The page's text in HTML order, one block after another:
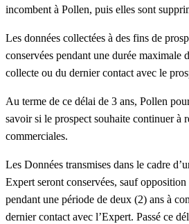
incombent à Pollen, puis elles sont
Les données collectées à des fins de
conservées pendant une durée maximale
collecte ou du dernier contact avec le
Au terme de ce délai de 3 ans, Pollen
savoir si le prospect souhaite continuer à
commerciales.
Les Données transmises dans le cadre
Expert seront conservées, sauf
pendant une période de deux (2) ans à
dernier contact avec l’Expert. Passé ce